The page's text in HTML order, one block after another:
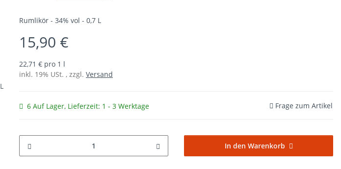
Rumlikör - 34% vol - 0,7 L
15,90 €
22,71 € pro 1 l
inkl. 19% USt. , zzgl. Versand
6 Auf Lager, Lieferzeit: 1 - 3 Werktage Frage zum Artikel
In den Warenkorb